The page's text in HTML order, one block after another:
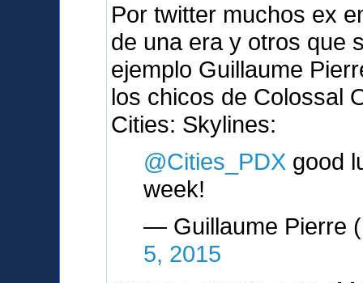
Por twitter muchos ex
de una era y otros que
ejemplo Guillaume
los chicos de Colossal
Cities: Skylines:
@Cities_PDX good
week!
— Guillaume Pierre
5, 2015